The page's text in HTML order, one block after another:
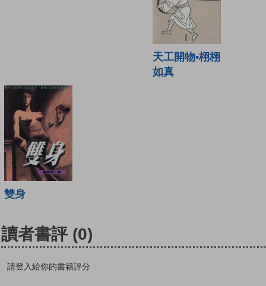
天工開物•栩栩
如真
雙身
讀者書評 (0)
請登入給你的書籍評分